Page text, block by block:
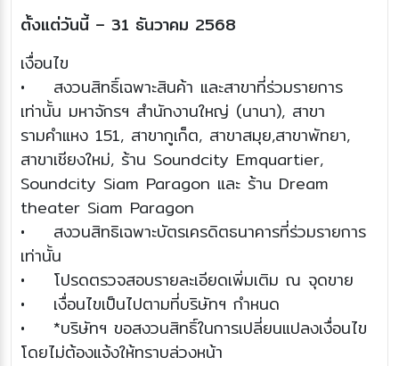
ตั้งแต่วันนี้ – 31 ธันวาคม 2568
เงื่อนไข
• สงวนสิทธิ์เฉพาะสินค้า และสาขาที่ร่วมรายการ
เท่านั้น มหาจักรฯ สำนักงานใหญ่ (นานา), สาขา
รามคำแหง 151, สาขากูเก็ต, สาขาสมุย,สาขาพัทยา,
สาขาเชียงใหม่, ร้าน Soundcity Emquartier,
Soundcity Siam Paragon และ ร้าu Dream
theater Siam Paragon
• สงวนสิทธิเฉพาะบัตรเครดิตธนาคารที่ร่วมรายการ
เท่านั้น
• โปรดตรวจสอบรายละเอียดเพิ่มเติม ณ จุดขาย
• เงื่อนไขเป็นไปตามที่บริษัทฯ กำหนด
• *บริษัทฯ ขอสงวนสิทธิ์ในการเปลี่ยนแปลงเงื่อนไข
โดยไม่ต้องแจ้งให้ทราบล่วงหน้า